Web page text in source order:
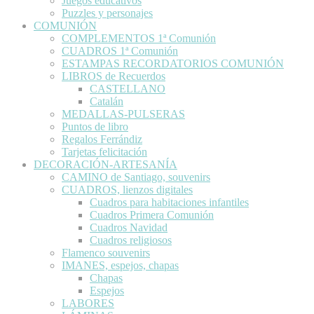
Puzzles y personajes
COMUNIÓN
COMPLEMENTOS 1ª Comunión
CUADROS 1ª Comunión
ESTAMPAS RECORDATORIOS COMUNIÓN
LIBROS de Recuerdos
CASTELLANO
Catalán
MEDALLAS-PULSERAS
Puntos de libro
Regalos Ferrándiz
Tarjetas felicitación
DECORACIÓN-ARTESANÍA
CAMINO de Santiago, souvenirs
CUADROS, lienzos digitales
Cuadros para habitaciones infantiles
Cuadros Primera Comunión
Cuadros Navidad
Cuadros religiosos
Flamenco souvenirs
IMANES, espejos, chapas
Chapas
Espejos
LABORES